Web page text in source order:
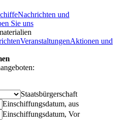
Nachrichten und
Sie uns
VeranstaltungenAktionen und
Staatsbürgerschaft
Einschiffungsdatum, aus
Einschiffungsdatum, Vor